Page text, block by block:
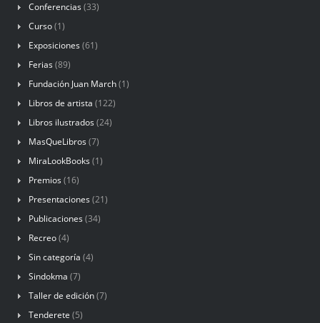
Conferencias (33)
Curso(1)
Exposiciones (61)
Ferias (89)
Fundación Juan March(1)
Libros de artista (122)
Libros ilustrados (24)
MasQueLibros (7)
MiraLookBooks (1)
Premios (16)
Presentaciones (21)
Publicaciones (34)
Recreo(4)
Sin categoría (4)
Sindokma (7)
Taller de edición(7)
Tenderete (5)